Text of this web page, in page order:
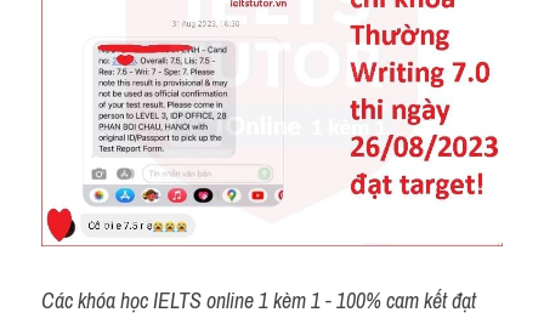
Các khóa học IELTS online 1 kèm 1 - 100% cam kết đạt